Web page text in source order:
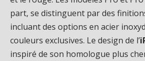
part, se distinguent par des
incluant des options en acier
couleurs exclusives. Le design de l’
inspiré de son homologue plus